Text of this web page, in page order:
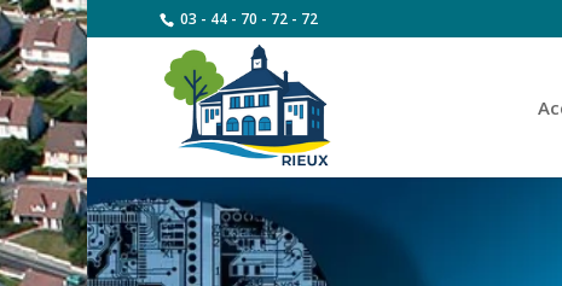
03 - 44 - 70 - 72 - 72